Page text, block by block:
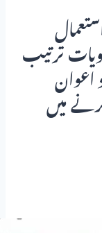
ترتیب
اعوان
میں